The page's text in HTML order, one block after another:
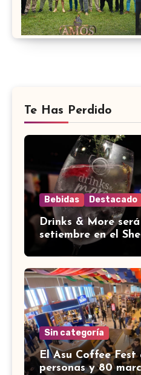
Te Has Perdido
Bebidas Destacado
Drinks & More
setiembre en el
Sin categoría
El Asu Coffee
personas y 80